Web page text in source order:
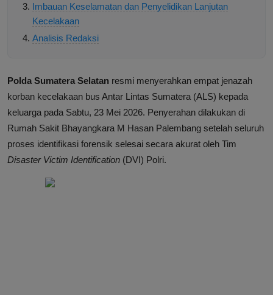
Imbauan Keselamatan dan Penyelidikan Lanjutan
Kecelakaan
Analisis Redaksi
Polda Sumatera Selatan resmi menyerahkan empat jenazah
korban kecelakaan bus Antar Lintas Sumatera (ALS) kepada
keluarga pada Sabtu, 23 Mei 2026. Penyerahan dilakukan di
Rumah Sakit Bhayangkara M Hasan Palembang setelah seluruh
proses identifikasi forensik selesai secara akurat oleh Tim
Disaster Victim Identification (DVI) Polri.